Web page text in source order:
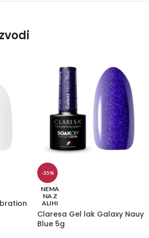
-35%
NEMA
NA Z
ALIHI
Claresa Gel lak Galaxy Nauy
Blue 5g